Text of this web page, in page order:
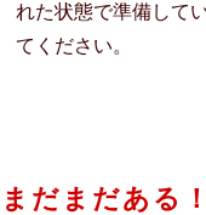
れた状態で準備して
てください。
まだまだある